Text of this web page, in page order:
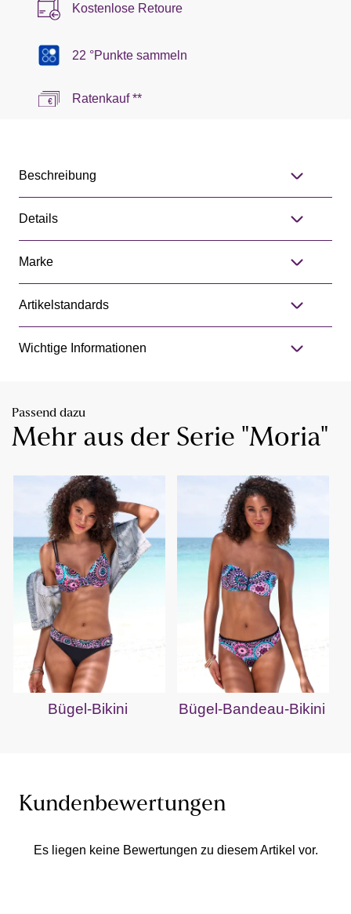
Kostenlose Retoure
22 °Punkte sammeln
Ratenkauf **
Beschreibung
Details
Marke
Artikelstandards
Wichtige Informationen
Passend dazu
Mehr aus der Serie "Moria"
Bügel-Bikini Bügel-Bandeau-Bikini
Kundenbewertungen
Es liegen keine Bewertungen zu diesem Artikel vor.